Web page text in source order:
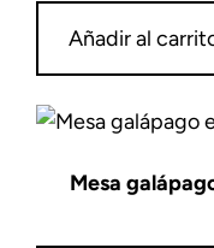
Añadir al
Mesa